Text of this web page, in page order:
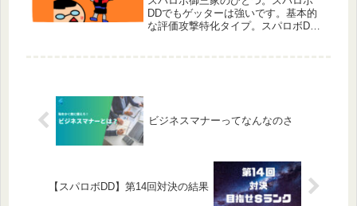
DDでもゲッターは強いです。基本的
な評価攻撃特化タイプ。スパロボDD
ビジネスマナーってなんなのさ
【スパロボDD】第14回対決の結果